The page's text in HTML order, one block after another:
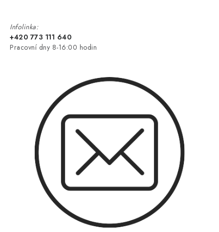
Infolinka:
+420 773 111 640
Pracovní dny 8-16:00 hodin